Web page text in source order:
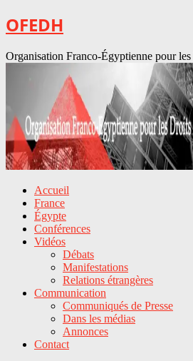
OFEDH
Organisation Franco-Égyptienne pour
Accueil
France
Égypte
Conférences
Vidéos
Débats
Manifestations
Relations étrangères
Communication
Communiqués de Presse
Dans les médias
Annonces
Contact